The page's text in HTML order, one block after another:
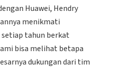
Huawei, Hendry
menikmati
tahun berkat
bisa melihat betapa
dukungan dari tim